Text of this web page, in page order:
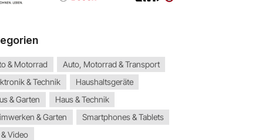
& Motorrad
Auto, Motorrad & Transport
& Technik
Haushaltsgeräte
& Garten
Haus & Technik
& Garten
Smartphones & Tablets
Video